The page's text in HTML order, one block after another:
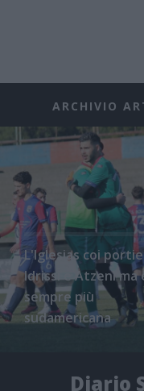
ARCHIVIO
L'Iglesias coi
Idrissi e Atzeni ma
sempre più
sudamericana
Diario